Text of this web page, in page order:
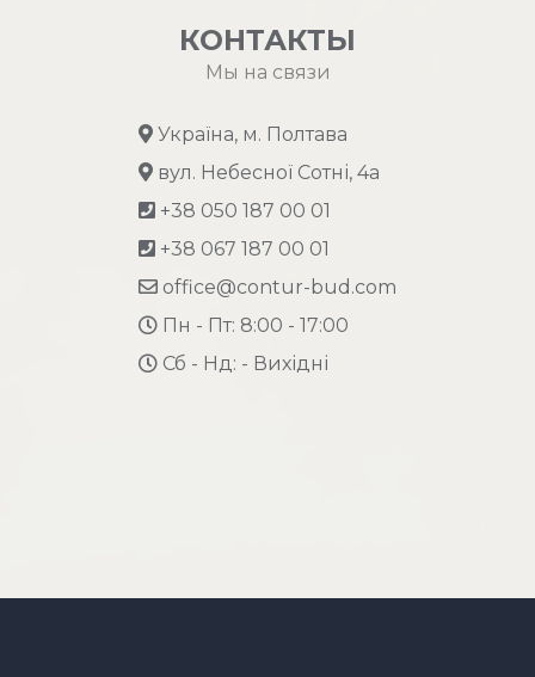
КОНТАКТЫ
Мы на связи
Україна, м. Полтава
вул. Небесної Сотні, 4а
+38 050 187 00 01
+38 067 187 00 01
office@contur-bud.com
Пн - Пт: 8:00 - 17:00
Сб - Нд: - Вихідні